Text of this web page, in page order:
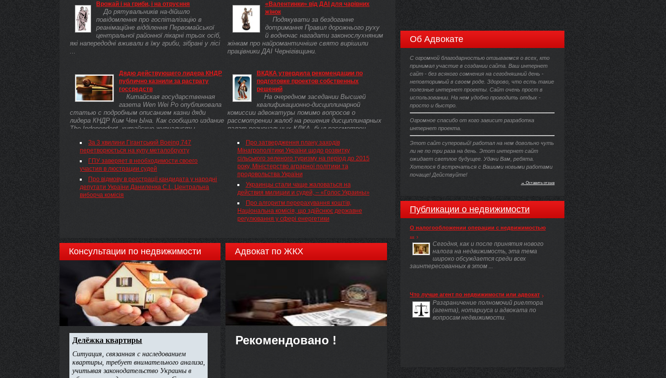
Врожай і на гриби, і на отруєння
До рятувальників на-дійшло
повідомлення про госпіталізацію в
реанімаційне відділення Первомайської
центральної районної лікарні трьох осіб,
які напередодні вживали в їжу гриби, зібрані у лісі
...
Дядю действующего лидера КНДР
публично казнили за растрату
госсредств
Китайская государственная
газета Wen Wei Po опубликовала
статью с подробным описанием казни дяди
лидера КНДР Ким Чен Ына. Как сообщило издание
The Independent, китайские журналисты
За 3 хвилини Гігантський Boeing 747
перетворюється на купу металобрухту
ГПУ заверяет в необходимости своего
участия в люстрации судей
Про відмову в реєстрації кандидата у народні
депутати України Даниленка С.І., Центральна
виборча комісія
«Валентинки» від ДАІ для чарівних
жінок
Подякувати за бездоганне
дотримання Правил дорожнього руху
й водночас нагадати законослухняним
жінкам про найромантичніше свято вирішили
працівники ДАІ Чернігівщини.
ВКДКА утвердила рекомендации по
подготовке проектов собственных
решений
На очередном заседании Высшей
квалификационно-дисциплинарной
комиссии адвокатуры помимо вопросов о
рассмотрении жалоб на решения дисциплинарных
палат региональных КДКА, был рассмотрен
Про затвердження плану заходів
Мінагрополітики України щодо розвитку
сільського зеленого туризму на період до 2015
року, Міністерство аграрної політики та
продовольства України
Украинцы стали чаще жаловаться на
действия милиции и судей, – «Голос Украины»
Про алгоритм перерахування коштів,
Національна комісія, що здійснює державне
регулювання у сфері енергетики
Консультации по недвижимости Адвокат по ЖКХ
Рекомендовано !
Об Адвокате
С огромной благодарностью отзываемся о всех, кто
принимал участие в создании сайта. Ваш интернет
сайт - без всякого сомнения на сегодняшний день -
неповторимый в своем роде. Здорово, что есть такие
полезные интернет проекты. Сайт очень прост в
использовании. На нем удобно проводить отдых -
просто и быстро.
Огромное спасибо от кого зависит разработка
интернет проекта.
Этот сайт суперовый! работал на нем довольно чуть
ли не по три раза на день. Этот интернет сайт
ожидает светлое будущее. Удачи Вам, ребята.
Хотелося б встречаться с Вашими новыми работами
почаще! Действуйте!
→ Оставить отзыв
Публикации о недвижимости
О налогообложении операции с недвижимостью
...
Сегодня, как и после принятия нового
налога на недвижимость, эта тема
широко обсуждается среди всех
заинтересованных в этом ...
Что лучше агент по недвижимости или адвокат
Разграничение полномочий риелтора
(агента), нотариуса и адвоката по
вопросам недвижимости.